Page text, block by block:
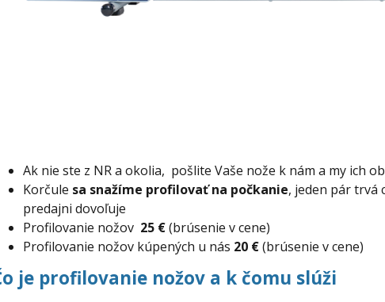
Ak nie ste z NR a okolia, pošlite Vaše nože k nám a my ich
Korčule sa snažíme profilovať na počkanie, jeden pár trvá
predajni dovoľuje
Profilovanie nožov 25 €(brúsenie v cene)
Profilovanie nožov kúpených u nás 20 €(brúsenie v cene)
je profilovanie nožov a k čomu slúži